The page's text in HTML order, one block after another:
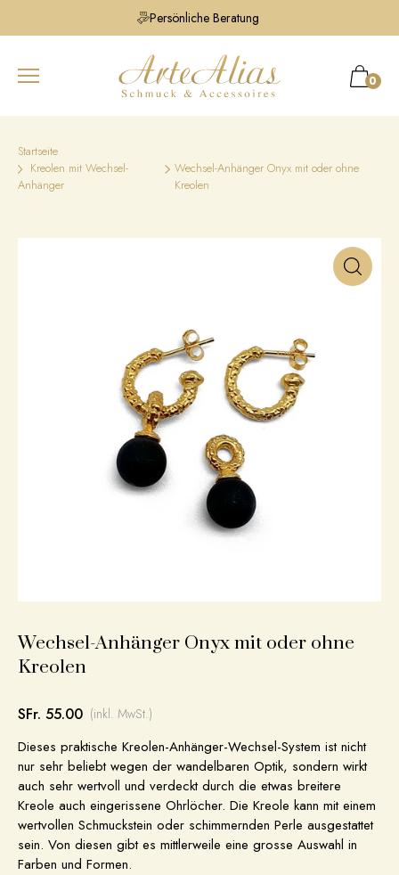
Persönliche Beratung
0
Startseite
Kreolen mit Wechsel-
Anhänger
Wechsel-Anhänger Onyx mit oder ohne
Kreolen
Wechsel-Anhänger Onyx mit oder ohne
Kreolen
SFr. 55.00 (inkl. MwSt.)
Dieses praktische Kreolen-Anhänger-Wechsel-System ist nicht
nur sehr beliebt wegen der wandelbaren Optik, sondern wirkt
auch sehr wertvoll und verdeckt durch die etwas breitere
Kreole auch eingerissene Ohrlöcher. Die Kreole kann mit einem
wertvollen Schmuckstein oder schimmernden Perle ausgestattet
sein. Von diesen gibt es mittlerweile eine grosse Auswahl in
Farben und Formen.